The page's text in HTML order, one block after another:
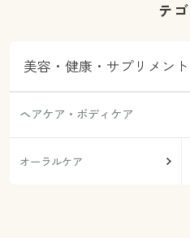
テ
美容・健康・サプリメント
ヘアケア・ボディケア
オーラルケア